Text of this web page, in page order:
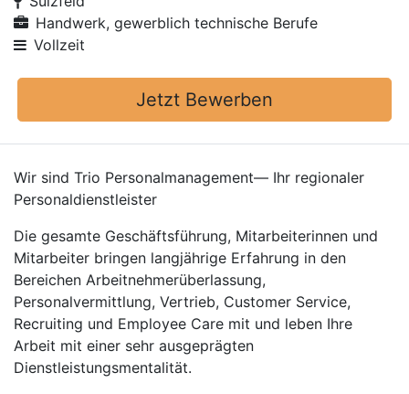
Handwerk, gewerblich technische Berufe
Vollzeit
Jetzt Bewerben
Wir sind Trio Personalmanagement— Ihr regionaler
Personaldienstleister
Die gesamte Geschäftsführung, Mitarbeiterinnen und
Mitarbeiter bringen langjährige Erfahrung in den
Bereichen Arbeitnehmerüberlassung,
Personalvermittlung, Vertrieb, Customer Service,
Recruiting und Employee Care mit und leben Ihre
Arbeit mit einer sehr ausgeprägten
Dienstleistungsmentalität.